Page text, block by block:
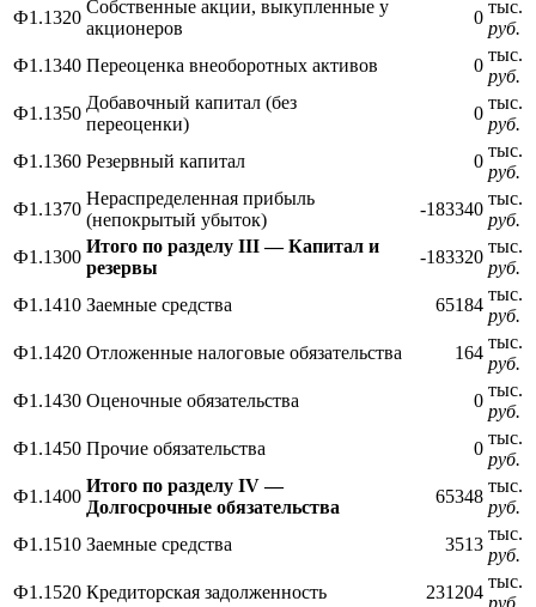
Ф1.1320
Собственные акции, выкупленные у
акционеров
0
тыс.
руб.
Ф1.1340 Переоценка внеоборотных активов 0
тыс.
руб.
Ф1.1350
Добавочный капитал (без
переоценки)
0
тыс.
руб.
Ф1.1360 Резервный капитал 0
тыс.
руб.
Ф1.1370
Нераспределенная прибыль
(непокрытый убыток)
-183340
тыс.
руб.
Ф1.1300
Итого по разделу III — Капитал и
резервы
-183320
тыс.
руб.
Ф1.1410 Заемные средства 65184
тыс.
руб.
Ф1.1420 Отложенные налоговые обязательства 164
тыс.
руб.
Ф1.1430 Оценочные обязательства 0
тыс.
руб.
Ф1.1450 Прочие обязательства 0
тыс.
руб.
Ф1.1400
Итого по разделу IV —
Долгосрочные обязательства
65348
тыс.
руб.
Ф1.1510 Заемные средства 3513
тыс.
руб.
Ф1.1520 Кредиторская задолженность 231204
тыс.
руб.